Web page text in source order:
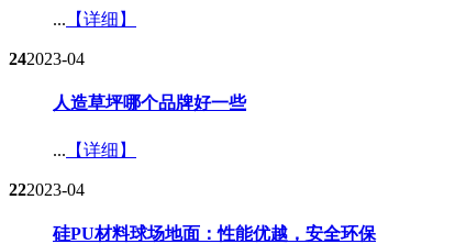
... 【详细】
242023-04
人造草坪哪个品牌好一些​
... 【详细】
222023-04
硅PU材料球场地面：性能优越，安全环保​